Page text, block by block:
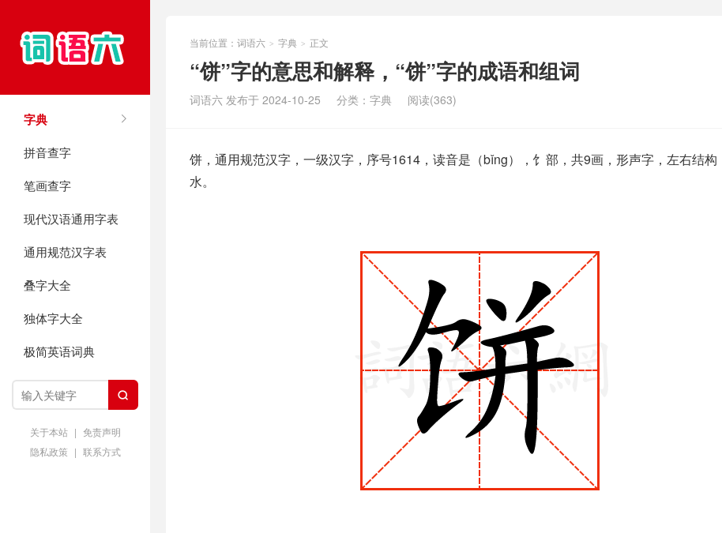
字典
拼音查字
笔画查字
现代汉语通用字表
通用规范汉字表
叠字大全
独体字大全
极简英语词典

关于本站 | 免责声明
隐私政策 | 联系方式
当前位置： 词语六 > 字典 > 正文
“饼”字的意思和解释，“饼”字的成语和组词
词语六 发布于 2024-10-25 分类： 字典 阅读(363)
饼，通用规范汉字，一级汉字，序号1614，读音是（bǐng），饣部，共9画，形声字，左右结构
水。